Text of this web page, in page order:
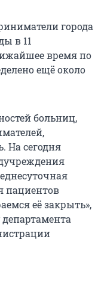
города
в 11
время по
ещё около
больниц,
На сегодня
пациентов
её закрыть»,